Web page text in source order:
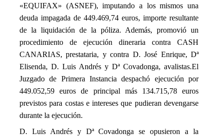
«EQUIFAX» (ASNEF), imputando a los mismos una
deuda impagada de 449.469,74 euros, importe resultante
de la liquidación de la póliza. Además, promovió un
procedimiento de ejecución dineraria contra CASH
CANARIAS, prestataria, y contra D. José Enrique, Dª
Elisenda, D. Luis Andrés y Dª Covadonga, avalistas.El
Juzgado de Primera Instancia despachó ejecución por
449.052,59 euros de principal más 134.715,78 euros
previstos para costas e intereses que pudieran devengarse
durante la ejecución.
D. Luis Andrés y Dª Covadonga se opusieron a la